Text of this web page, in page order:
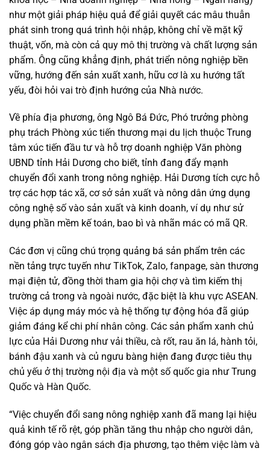
như một giải pháp hiệu quả để giải quyết các mâu thuẫn
phát sinh trong quá trình hội nhập, không chỉ về mặt kỹ
thuật, vốn, mà còn cả quy mô thị trường và chất lượng sản
phẩm. Ông cũng khẳng định, phát triển nông nghiệp bền
vững, hướng đến sản xuất xanh, hữu cơ là xu hướng tất
yếu, đòi hỏi vai trò định hướng của Nhà nước.
Về phía địa phương, ông Ngô Bá Đức, Phó trưởng phòng
phụ trách Phòng xúc tiến thương mại du lịch thuộc Trung
tâm xúc tiến đầu tư và hỗ trợ doanh nghiệp Văn phòng
UBND tỉnh Hải Dương cho biết, tỉnh đang đẩy mạnh
chuyển đổi xanh trong nông nghiệp. Hải Dương tích cực hỗ
trợ các hợp tác xã, cơ sở sản xuất và nông dân ứng dụng
công nghệ số vào sản xuất và kinh doanh, ví dụ như sử
dụng phần mềm kế toán, bao bì và nhãn mác có mã QR.
Các đơn vị cũng chú trọng quảng bá sản phẩm trên các
nền tảng trực tuyến như TikTok, Zalo, fanpage, sàn thương
mại điện tử, đồng thời tham gia hội chợ và tìm kiếm thị
trường cả trong và ngoài nước, đặc biệt là khu vực ASEAN.
Việc áp dụng máy móc và hệ thống tự động hóa đã giúp
giảm đáng kể chi phí nhân công. Các sản phẩm xanh chủ
lực của Hải Dương như vải thiều, cà rốt, rau ăn lá, hành tỏi,
bánh đậu xanh và củ ngưu bàng hiện đang được tiêu thụ
chủ yếu ở thị trường nội địa và một số quốc gia như Trung
Quốc và Hàn Quốc.
“Việc chuyển đổi sang nông nghiệp xanh đã mang lại hiệu
quả kinh tế rõ rệt, góp phần tăng thu nhập cho người dân,
đóng góp vào ngân sách địa phương, tạo thêm việc làm và